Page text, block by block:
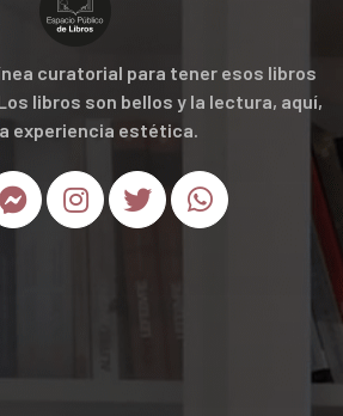
curatorial para tener esos libros
libros son bellos y la lectura, aquí,
experiencia estética.